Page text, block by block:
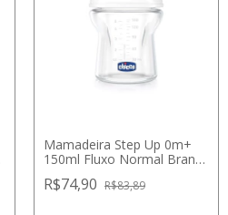
Mamadeira Step Up 0m+
150ml Fluxo Normal Branca
R$74,90 R$83,89